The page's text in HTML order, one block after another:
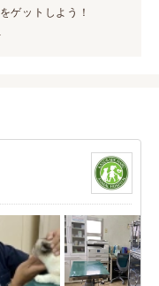
をゲットしよう！